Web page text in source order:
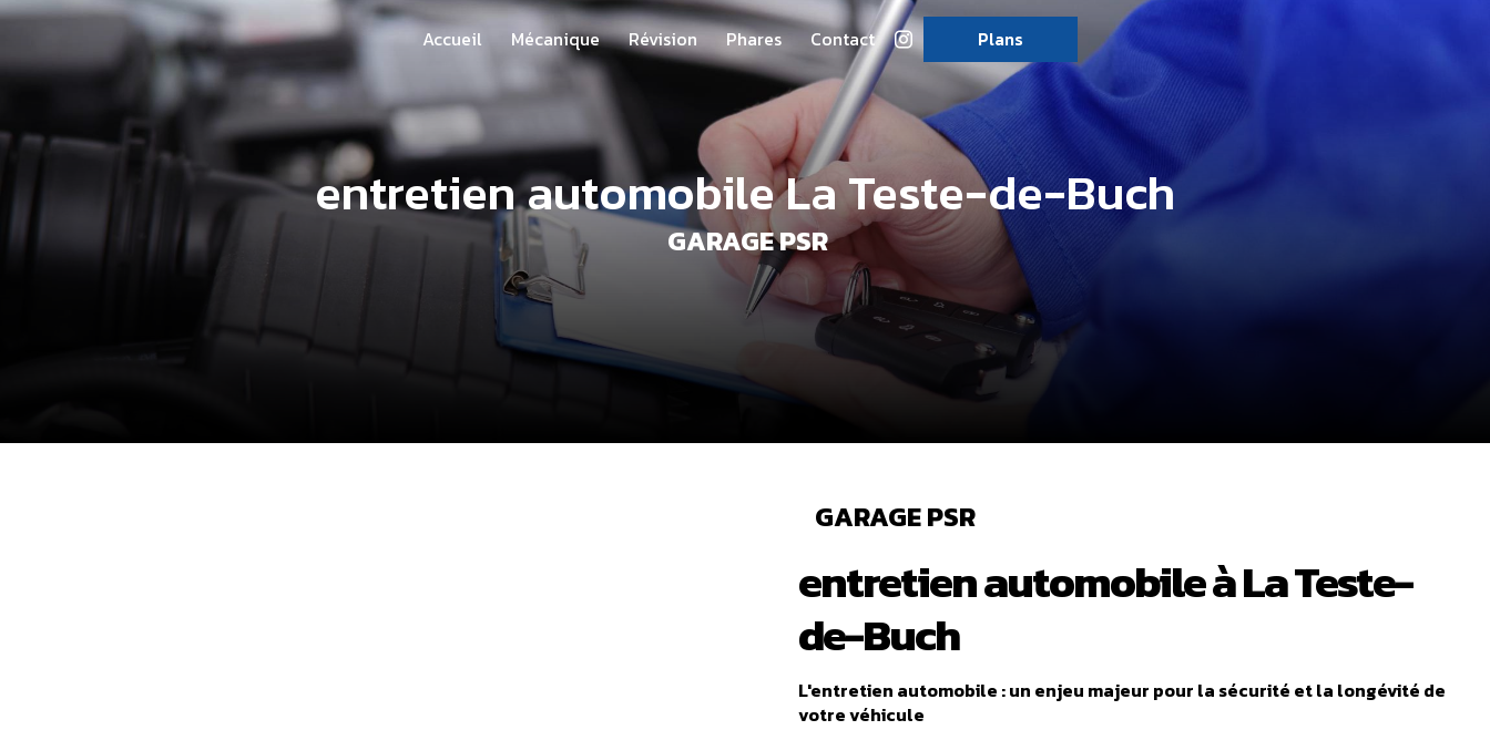
Accueil Mécanique Révision Phares Contact Plans
entretien automobile La Teste-de-Buch
GARAGE PSR
GARAGE PSR
entretien automobile à La Teste-
de-Buch
L'entretien automobile : un enjeu majeur pour la sécurité et la longévité de
votre véhicule
Panneau de gestion des cookies